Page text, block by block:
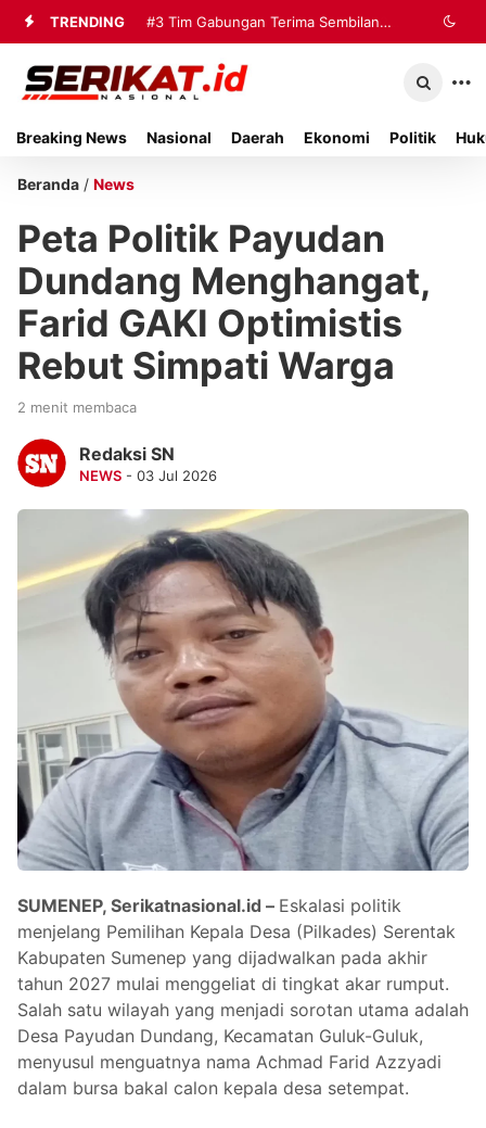
TRENDING #3 Tim Gabungan Terima Sembilan
Korban Evakuasi KM Mutiara Sentosa
Breaking News Nasional Daerah Ekonomi Politik
Beranda / News
Peta Politik Payudan
Dundang Menghangat,
Farid GAKI Optimistis
Rebut Simpati Warga
2 menit membaca
Redaksi SN
NEWS - 03 Jul 2026
SUMENEP, Serikatnasional.id – Eskalasi politik
menjelang Pemilihan Kepala Desa (Pilkades) Serentak
Kabupaten Sumenep yang dijadwalkan pada akhir
tahun 2027 mulai menggeliat di tingkat akar rumput.
Salah satu wilayah yang menjadi sorotan utama adalah
Desa Payudan Dundang, Kecamatan Guluk-Guluk,
menyusul menguatnya nama Achmad Farid Azzyadi
dalam bursa bakal calon kepala desa setempat.